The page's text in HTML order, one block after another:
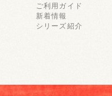
ご利用ガイド
新着情報
シリーズ紹介